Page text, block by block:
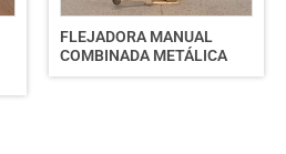
FLEJADORA MANUAL
COMBINADA METÁLICA